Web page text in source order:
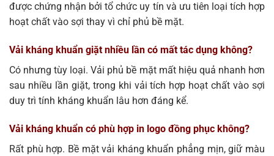
được chứng nhận bởi tổ chức uy tín và ưu tiên loại tích hợp
hoạt chất vào sợi thay vì chỉ phủ bề mặt.
Vải kháng khuẩn giặt nhiều lần có mất tác dụng không?
Có nhưng tùy loại. Vải phủ bề mặt mất hiệu quả nhanh hơn
sau nhiều lần giặt, trong khi vải tích hợp hoạt chất vào sợi
duy trì tính kháng khuẩn lâu hơn đáng kể.
Vải kháng khuẩn có phù hợp in logo đồng phục không?
Rất phù hợp. Bề mặt vải kháng khuẩn phẳng mịn, giữ màu